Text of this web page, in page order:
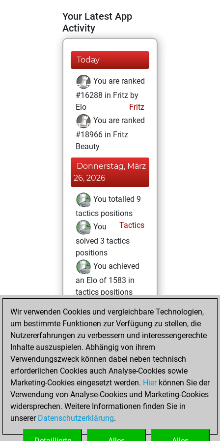
Your Latest App
Activity
Today
You are ranked
#16288 in Fritz by
Elo
Fritz
You are ranked
#18966 in Fritz
Beauty
Donnerstag, März
26, 2026
You totalled 9
tactics positions
Tactics
You
solved 3 tactics
positions
You achieved
an Elo of 1583 in
tactics positions
Dienstag,
September 19,
2023
You achieved a
BeautyScore of 4
Fritz
You
achieved a new Elo
of 1585
You created
your Fritz account
Wir verwenden Cookies und vergleichbare Technologien,
um bestimmte Funktionen zur Verfügung zu stellen, die
Nutzererfahrungen zu verbessern und interessengerechte
Inhalte auszuspielen. Abhängig von ihrem
Verwendungszweck können dabei neben technisch
erforderlichen Cookies auch Analyse-Cookies sowie
Marketing-Cookies eingesetzt werden. Hierkönnen Sie der
Verwendung von Analyse-Cookies und Marketing-Cookies
widersprechen. Weitere Informationen finden Sie in
unserer Datenschutzerklärung.